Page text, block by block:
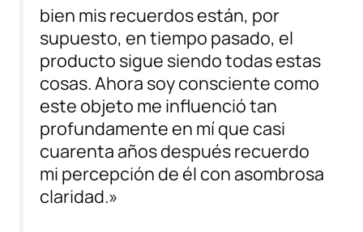
bien mis recuerdos están, por
supuesto, en tiempo pasado, el
producto sigue siendo todas estas
cosas. Ahora soy consciente como
este objeto me influenció tan
profundamente en mí que casi
cuarenta años después recuerdo
mi percepción de él con asombrosa
claridad.»